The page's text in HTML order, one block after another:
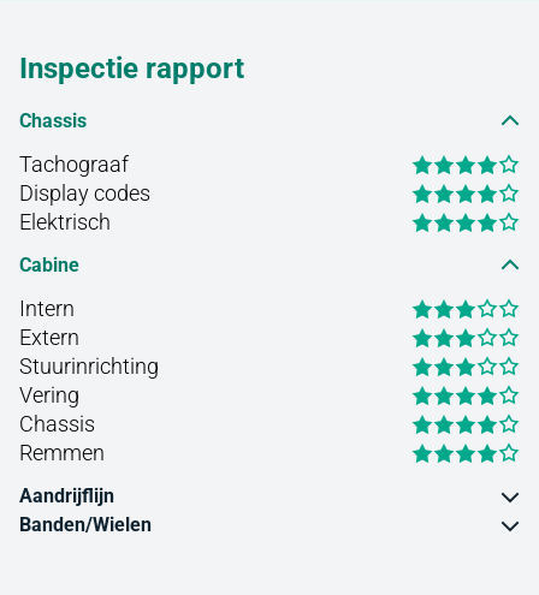
Inspectie rapport
Chassis
Tachograaf
Display codes
Elektrisch
Cabine
Intern
Extern
Stuurinrichting
Vering
Chassis
Remmen
Aandrijflijn
Banden/Wielen